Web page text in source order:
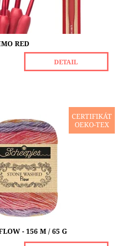
RED
DETAIL
CERTIFIKÁT
OEKO-TEX
od Scheepjes – Příze, která
se do kouzla příze Stone
se unést jejím jemným
5
- 156 M / 65 G